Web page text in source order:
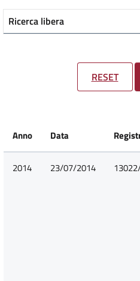
Ricerca libera
RESET
Anno Data
2014 23/07/2014